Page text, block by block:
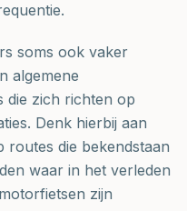
soms ook vaker
algemene
die zich richten op
Denk hierbij aan
routes die bekendstaan
waar in het verleden
zijn